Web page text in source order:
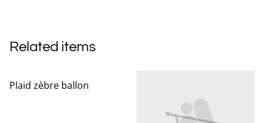
Related items
Plaid zèbre ballon